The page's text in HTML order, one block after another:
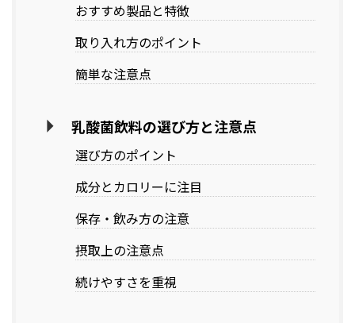
おすすめ製品と特徴
取り入れ方のポイント
簡単な注意点
乳酸菌飲料の選び方と注意点
選び方のポイント
成分とカロリーに注目
保存・飲み方の注意
摂取上の注意点
続けやすさを重視